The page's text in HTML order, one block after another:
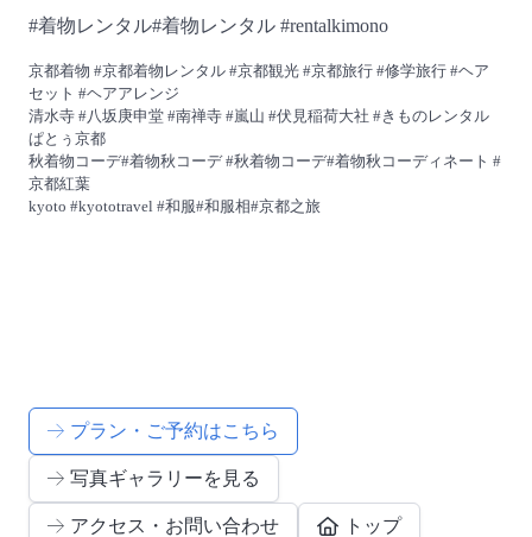
#着物レンタル#着物レンタル #rentalkimono
京都着物 #京都着物レンタル #京都観光 #京都旅行 #修学旅行 #ヘア
セット #ヘアアレンジ
清水寺 #八坂庚申堂 #南禅寺 #嵐山 #伏見稲荷大社 #きものレンタル
ぱとぅ京都
秋着物コーデ#着物秋コーデ #秋着物コーデ#着物秋コーディネート #
京都紅葉
kyoto #kyototravel #和服#和服相#京都之旅
プラン・ご予約はこちら
写真ギャラリーを見る
アクセス・お問い合わせ トップ